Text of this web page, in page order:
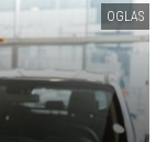
OGLAS